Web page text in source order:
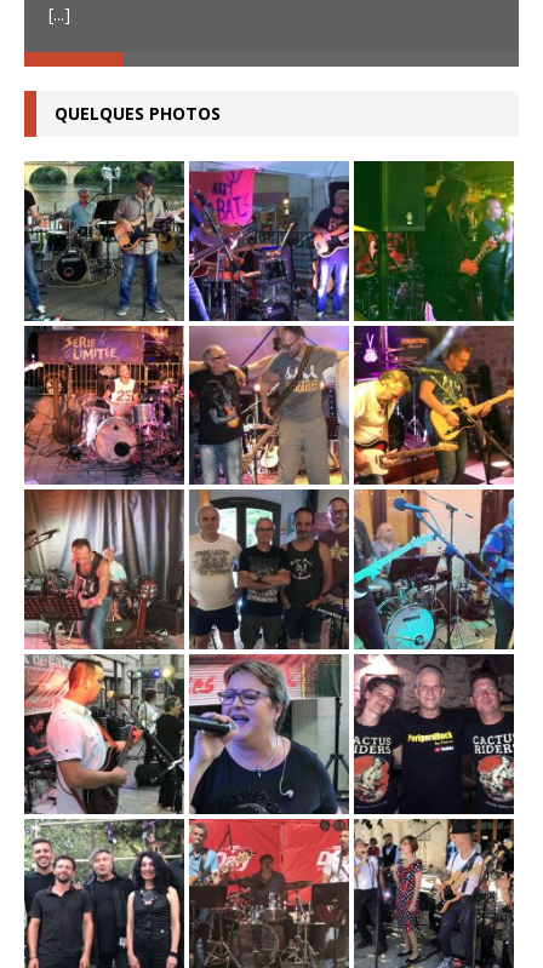
[...]
QUELQUES PHOTOS